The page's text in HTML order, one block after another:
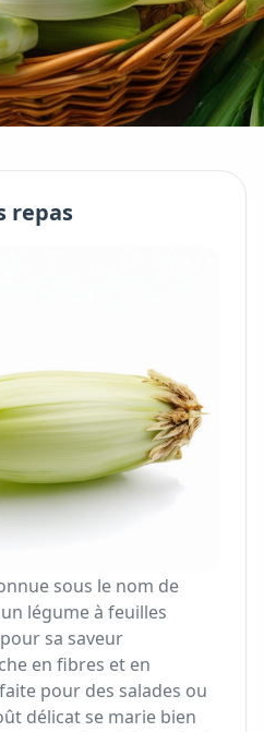
repas
sous le nom de
légume à feuilles
sa saveur
en fibres et en
pour des salades ou
délicat se marie bien